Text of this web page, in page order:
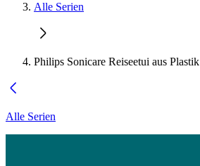
Alle Serien
Philips Sonicare Reiseetui aus Plastik
Alle Serien